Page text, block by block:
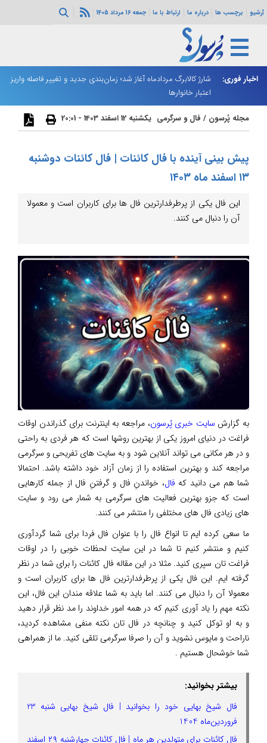
آرشیو برچسب ها درباره ما ارتباط با ما جمعه 16 مرداد 1405
اخبار فوری:
هرمز ادامه
شارژ کالابرگ مردادماه آغاز شد؛ زمان‌بندی جدید و تغییر فاصله واریز
اعتبار خانوارها
مجله پُرسون / فال و سرگرمی یکشنبه 12 اسفند 1403 - 20:01
پیش بینی آینده با فال کائنات | فال کائنات دوشنبه
۱۳ اسفند ماه ۱۴۰۳
این فال یکی از پرطرفدارترین فال ها برای کاربران است و معمولا
آن را دنبال می کنند.
به گزارش سایت خبری پُرسون، مراجعه به اینترنت برای گذراندن اوقات
فراغت در دنیای امروز یکی از بهترین روشها است که هر فردی به راحتی
و در هر مکانی می تواند آنلاین شود و به سایت های تفریحی و سرگرمی
مراجعه کند و بهترین استفاده را از زمان آزاد خود داشته باشد. احتمالا
شما هم می دانید که فال، خواندنِ فال و گرفتنِ فال از جمله کارهایی
است که جزو بهترین فعالیت های سرگرمی به شمار می رود و سایت
های زیادی فال های مختلفی را منتشر می کنند.
ما سعی کرده ایم تا انواع فال را با عنوان فال فردا برای شما گردآوری
کنیم و منتشر کنیم تا شما در این سایت لحظات خوبی را در اوقات
فراغت تان سپری کنید. مثلا در این مقاله فال کائنات را برای شما در نظر
گرفته ایم. این فال یکی از پرطرفدارترین فال ها برای کاربران است و
معمولا آن را دنبال می کنند. اما باید به شما علاقه مندان این فال، این
نکته مهم را یاد آوری کنیم که در همه امور خداوند را مد نظر قرار دهید
و به او توکل کنید و چنانچه در فال تان نکته منفی مشاهده کردید،
ناراحت و مایوس نشوید و آن را صرفا سرگرمی تلقی کنید. ما از همراهی
شما خوشحال هستیم .
بیشتر بخوانید:
فال شیخ بهایی خود را بخوانید | فال شیخ بهایی شنبه 23
فروردین‌ماه 1404
فال کائنات برای متولدین هر ماه | فال کائنات چهارشنبه ۲۹ اسفند